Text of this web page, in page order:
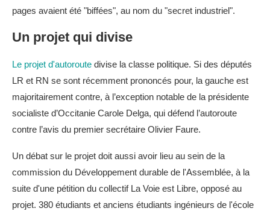
pages avaient été "biffées", au nom du "secret industriel".
Un projet qui divise
Le projet d'autoroute divise la classe politique. Si des députés
LR et RN se sont récemment prononcés pour, la gauche est
majoritairement contre, à l’exception notable de la présidente
socialiste d’Occitanie Carole Delga, qui défend l’autoroute
contre l’avis du premier secrétaire Olivier Faure.
Un débat sur le projet doit aussi avoir lieu au sein de la
commission du Développement durable de l'Assemblée, à la
suite d'une pétition du collectif La Voie est Libre, opposé au
projet. 380 étudiants et anciens étudiants ingénieurs de l'école